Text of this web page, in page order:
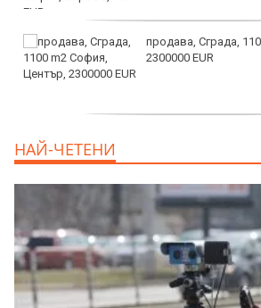
продава, Сграда,
2300000 EUR
НАЙ-ЧЕТЕНИ